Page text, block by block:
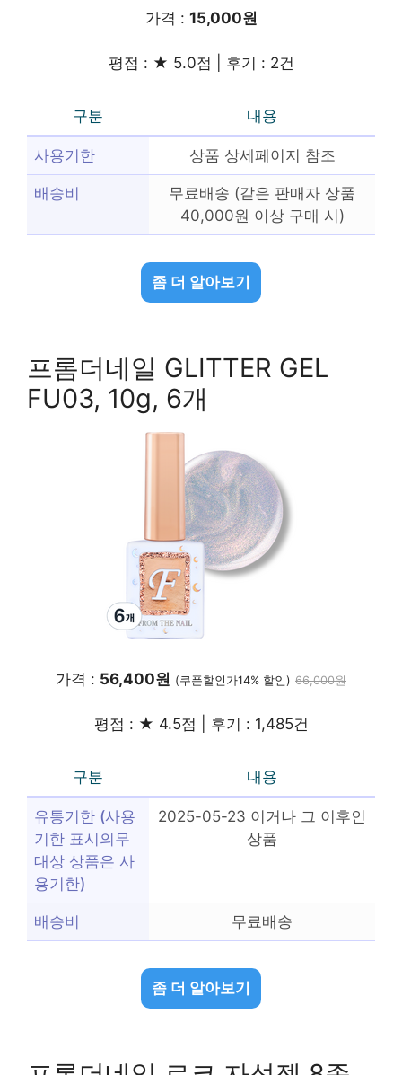
가격 : 15,000원
평점 : ★ 5.0점 | 후기 : 2건
구분 내용
사용기한 상품 상세페이지 참조
배송비
무료배송 (같은 판매자 상품
40,000원 이상 구매 시)
좀 더 알아보기
프롬더네일 GLITTER GEL
FU03, 10g, 6개
가격 : 56,400원 (쿠폰할인가14% 할인) 66,000원
평점 : ★ 4.5점 | 후기 : 1,485건
구분 내용
유통기한 (사용
기한 표시의무
대상 상품은 사
용기한)
2025-05-23 이거나 그 이후인
상품
배송비 무료배송
좀 더 알아보기